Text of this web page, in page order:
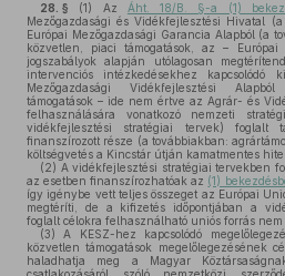
28. § (1) Az Áht. 18/B. §-a (1)
Mezőgazdasági és Vidékfejlesztési Hivatal
Európai Mezőgazdasági Garancia Alapból (a
közvetlen, piaci támogatások, az –
jogszabályok alapján utólagosan
intervenciós intézkedésekhez kapcsolódó
Mezőgazdasági Vidékfejlesztési
támogatások – ide nem értve az Agrár- és
felhasználására vonatkozó nemzeti
vidékfejlesztési stratégiai tervek) foglalt
finanszírozott része (a továbbiakban:
költségvetés a Kincstár útján kamatmentes
(2) A vidékfejlesztési stratégiai tervekben
az esetben finanszírozhatóak az (1)
így igénybe vett teljes összeget az Európai
megtéríti, de a kifizetés időpontjában a
foglalt célokra felhasználható uniós forrás nem
(3) A KESZ-hez kapcsolódó
közvetlen támogatások megelőlegezésének
haladhatja meg a Magyar